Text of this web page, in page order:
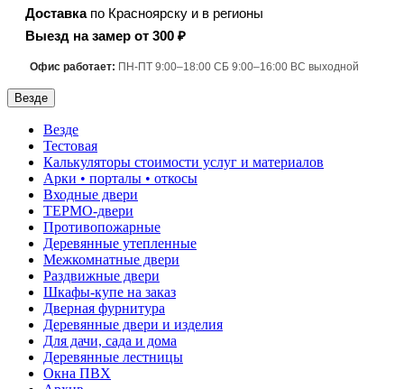
Доставкапо Красноярску и в регионы
Выезд на замер от 300 ₽
Офис работает: ПН-ПТ 9:00–18:00 СБ 9:00–16:00 ВС выходной
Везде
Везде
Тестовая
Калькуляторы стоимости услуг и материалов
Арки • порталы • откосы
Входные двери
ТЕРМО-двери
Противопожарные
Деревянные утепленные
Межкомнатные двери
Раздвижные двери
Шкафы-купе на заказ
Дверная фурнитура
Деревянные двери и изделия
Для дачи, сада и дома
Деревянные лестницы
Окна ПВХ